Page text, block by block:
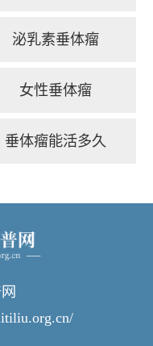
泌乳素垂体瘤
女性垂体瘤
垂体瘤能活多久